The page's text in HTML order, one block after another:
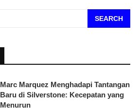
SEARCH
Marc Marquez Menghadapi Tantangan
Baru di Silverstone: Kecepatan yang
Menurun